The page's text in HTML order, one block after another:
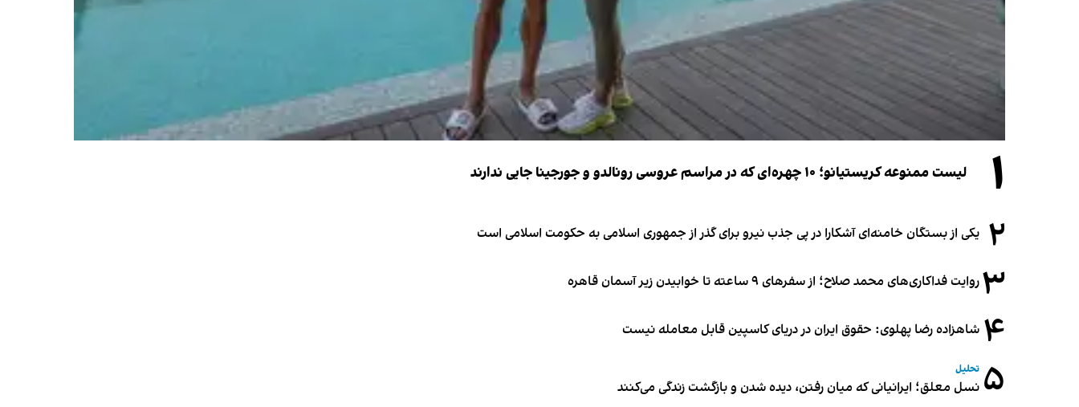
۱ لیست ممنوعه کریستیانو؛ ۱۰ چهره‌ای که در مراسم عروسی رونالدو و جورجینا جایی ندارند
۲ یکی از بستگان خامنه‌ای آشکارا در پی جذب نیرو برای گذر از جمهوری اسلامی به حکومت اسلامی است
۳روایت فداکاری‌های محمد صلاح؛ از سفرهای ۹ ساعته تا خوابیدن زیر آسمان قاهره
۴ شاهزاده رضا پهلوی: حقوق ایران در دریای کاسپین قابل معامله نیست
۵ تحلیل
نسل معلق؛ ایرانیانی که میان رفتن، دیده شدن و بازگشت زندگی می‌کنند